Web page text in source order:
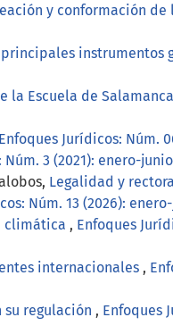
y conformación
instrumentos
la Escuela de
Enfoques Jurídicos: Núm.
3 (2021): enero-junio
Legalidad y
Núm. 13 (2026):
climática , Enfoques
internacionales ,
regulación , Enfoques